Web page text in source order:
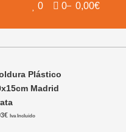
0 0 0,00€
Plástico
Madrid
€ Iva Incluido